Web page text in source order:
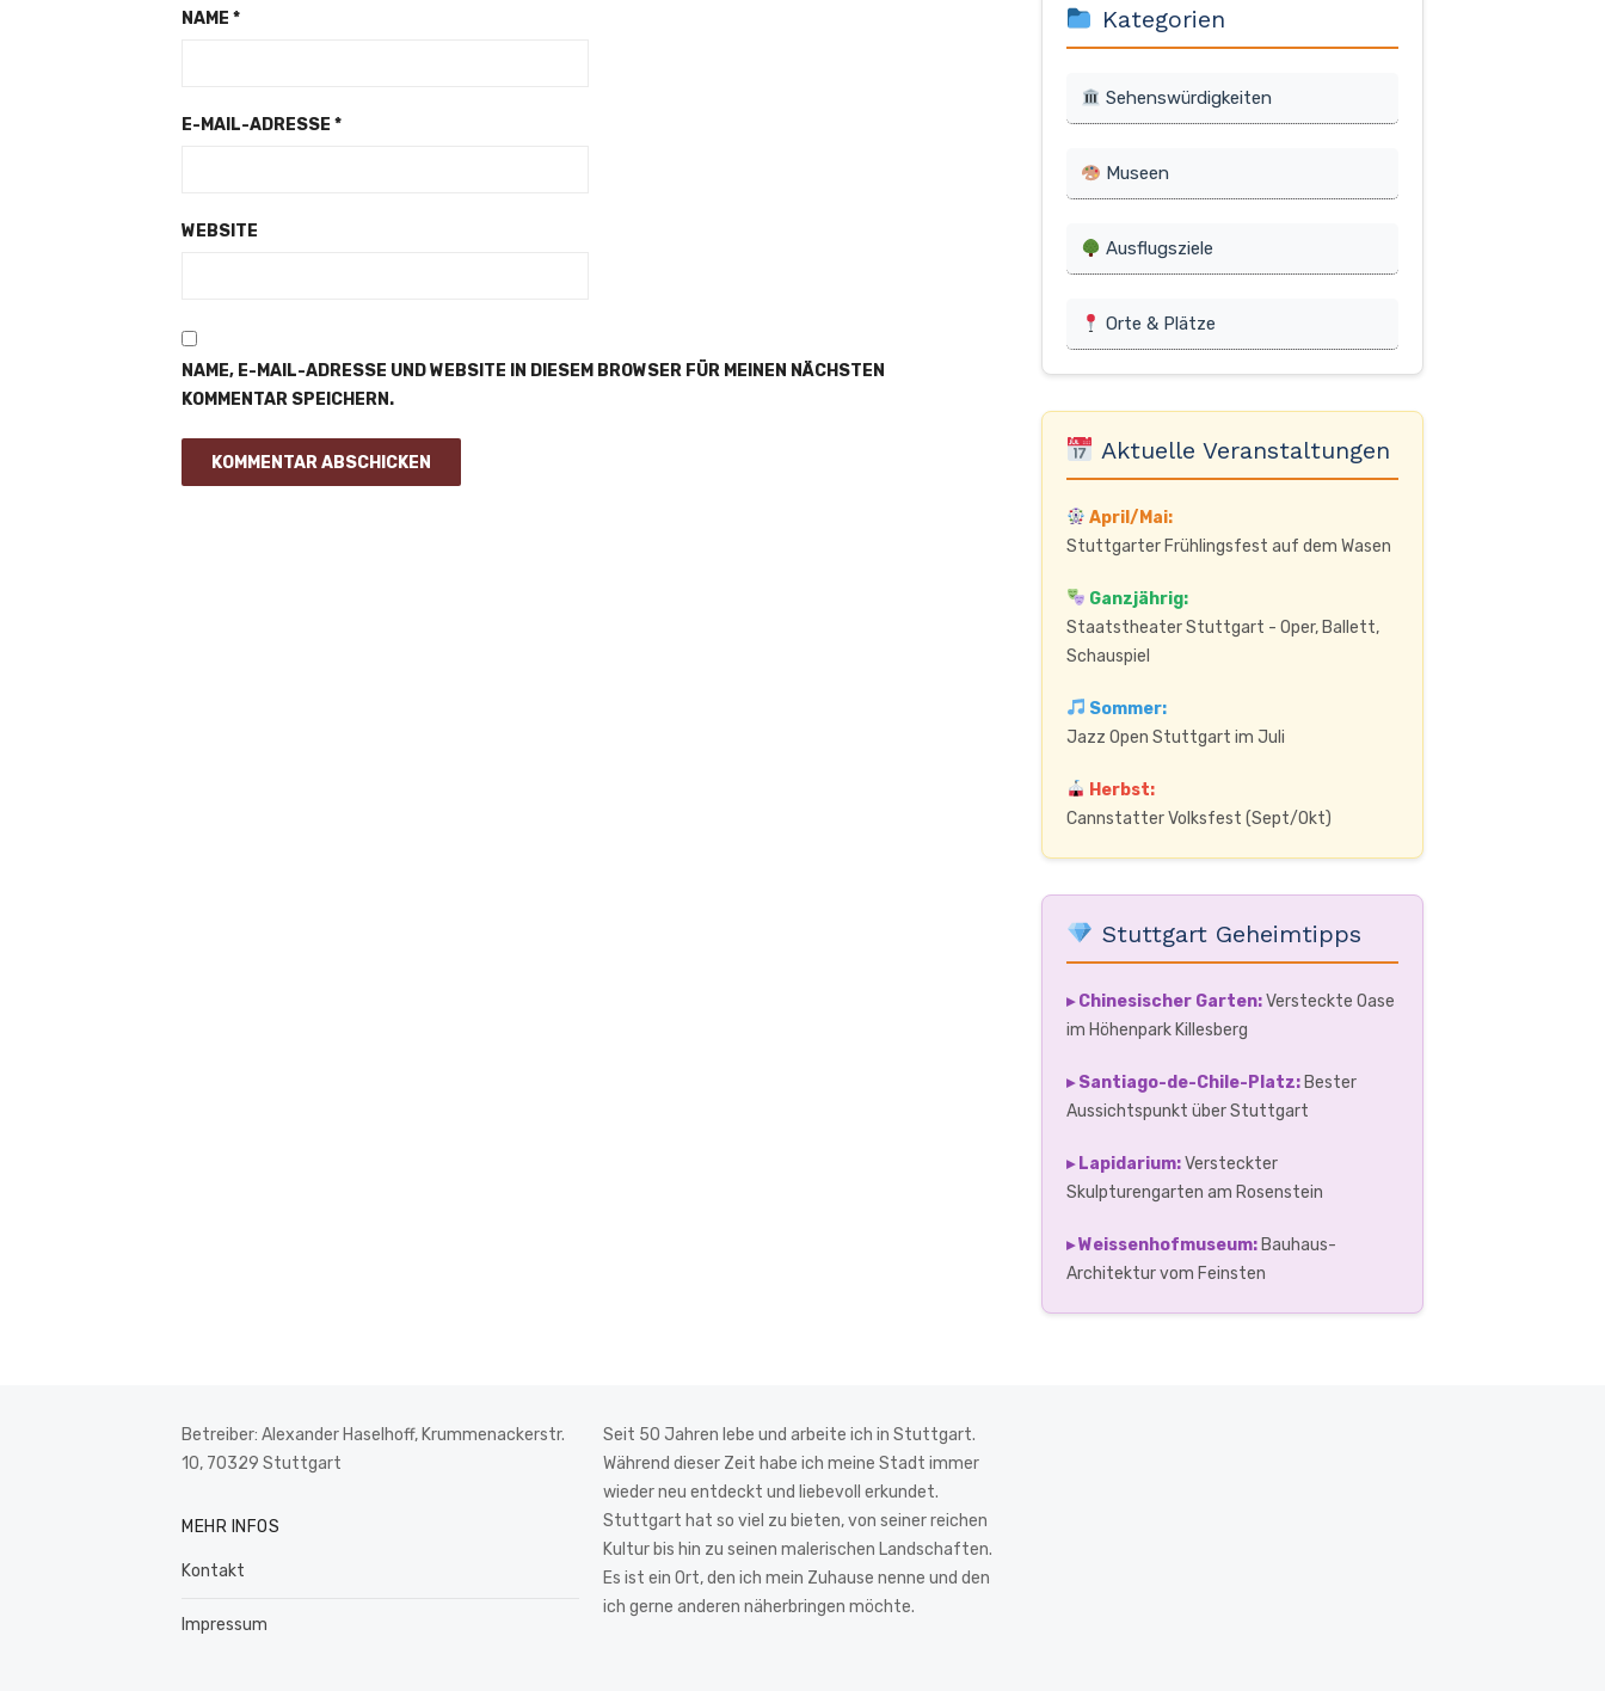
NAME *
E-MAIL-ADRESSE *
WEBSITE
NAME, E-MAIL-ADRESSE UND WEBSITE IN DIESEM BROWSER FÜR MEINEN NÄCHSTEN
KOMMENTAR SPEICHERN.
Kategorien
Sehenswürdigkeiten
Museen
Ausflugsziele
Orte & Plätze
Aktuelle Veranstaltungen
April/Mai:
Stuttgarter Frühlingsfest auf dem Wasen
Ganzjährig:
Staatstheater Stuttgart - Oper, Ballett,
Schauspiel
Sommer:
Jazz Open Stuttgart im Juli
Herbst:
Cannstatter Volksfest (Sept/Okt)
Stuttgart Geheimtipps
▸ Chinesischer Garten:Versteckte Oase
im Höhenpark Killesberg
▸ Santiago-de-Chile-Platz: Bester
Aussichtspunkt über Stuttgart
▸ Lapidarium:Versteckter
Skulpturengarten am Rosenstein
▸ Weissenhofmuseum: Bauhaus-
Architektur vom Feinsten
Betreiber: Alexander Haselhoff, Krummenackerstr.
10, 70329 Stuttgart
MEHR INFOS
Kontakt
Impressum
Seit 50 Jahren lebe und arbeite ich in Stuttgart.
Während dieser Zeit habe ich meine Stadt immer
wieder neu entdeckt und liebevoll erkundet.
Stuttgart hat so viel zu bieten, von seiner reichen
Kultur bis hin zu seinen malerischen Landschaften.
Es ist ein Ort, den ich mein Zuhause nenne und den
ich gerne anderen näherbringen möchte.